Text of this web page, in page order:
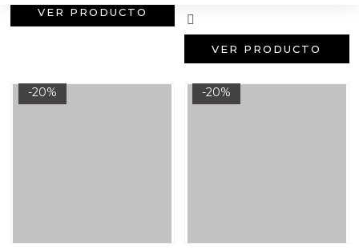
VER PRODUCTO
VER PRODUCTO
-20% -20%